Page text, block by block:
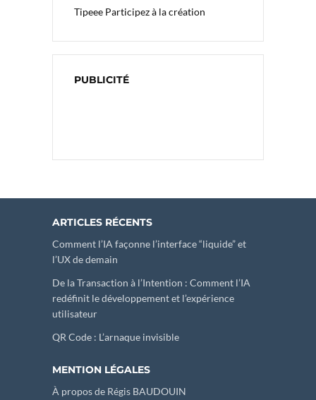
Tipeee Participez à la création
PUBLICITÉ
ARTICLES RÉCENTS
Comment l’IA façonne l’interface “liquide” et
l’UX de demain
De la Transaction à l’Intention : Comment l’IA
redéfinit le développement et l’expérience
utilisateur
QR Code : L’arnaque invisible
MENTION LÉGALES
À propos de Régis BAUDOUIN